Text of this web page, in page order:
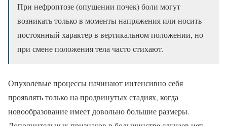
При нефроптозе (опущении почек) боли могут
возникать только в моменты напряжения или носить
постоянный характер в вертикальном положении, но
при смене положения тела часто стихают.
Опухолевые процессы начинают интенсивно себя
проявлять только на продвинутых стадиях, когда
новообразование имеет довольно большие размеры.